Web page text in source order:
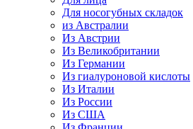
Для носогубных складок
из Австралии
Из Австрии
Из Великобритании
Из Германии
Из гиалуроновой кислоты
Из Италии
Из России
Из США